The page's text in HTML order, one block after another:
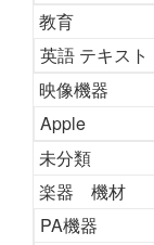
教育
英語 テキスト
映像機器
Apple
未分類
楽器 機材
PA機器